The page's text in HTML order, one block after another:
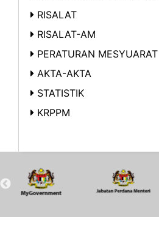
RISALAT
RISALAT-AM
PERATURAN MESYUARAT
AKTA-AKTA
STATISTIK
KRPPM